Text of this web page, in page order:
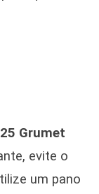
Grumet
evite o
um pano